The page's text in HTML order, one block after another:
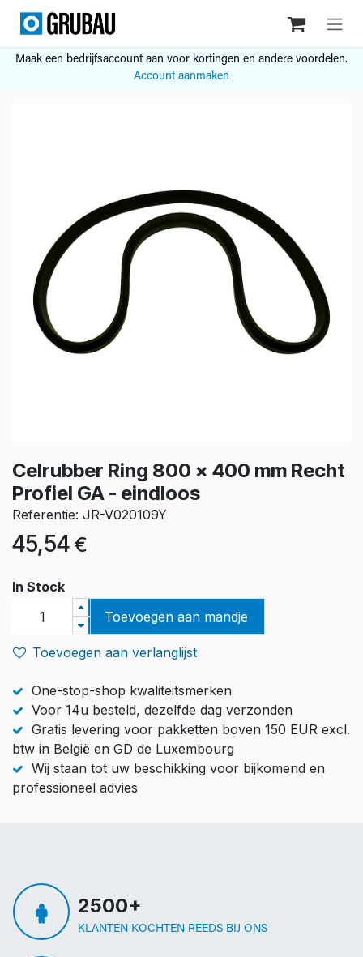
Overslaan naar inhoud
Maak een bedrijfsaccount aan voor kortingen en andere voordelen.
Account aanmaken
Celrubber Ring 800 x 400 mm Recht
Profiel GA - eindloos
Referentie: JR-V020109Y
45,54 €
In Stock
Toevoegen aan mandje
Toevoegen aan verlanglijst
One-stop-shop kwaliteitsmerken
Voor 14u besteld, dezelfde dag verzonden
Gratis levering voor pakketten boven 150 EUR excl.
btw in België en GD de Luxembourg
Wij staan tot uw beschikking voor bijkomend en
professioneel advies
2500+
KLANTEN KOCHTEN REEDS BIJ ONS